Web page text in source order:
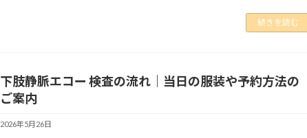
続きを読む
下肢静脈エコー 検査の流れ｜当日の服装や予約方法の
ご案内
2026年5月26日